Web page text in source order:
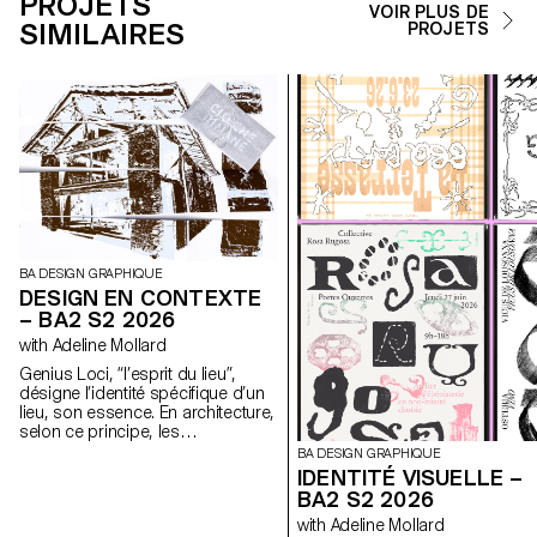
SIMILAIRES
VOIR PLUS DE
PROJETS
BA DESIGN GRAPHIQUE
DESIGN EN CONTEXTE
– BA2 S2 2026
with Adeline Mollard
Genius Loci, “l’esprit du lieu”,
désigne l’identité spécifique d’un
lieu, son essence. En architecture,
selon ce principe, les
BA DESIGN GRAPHIQUE
IDENTITÉ VISUELLE –
BA2 S2 2026
with Adeline Mollard